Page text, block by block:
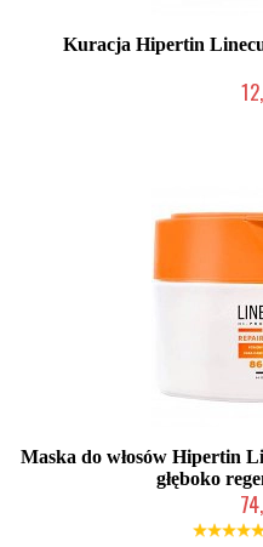
Kuracja Hipertin
Maska do włosów Hipertin
głęboko
Duża ilość